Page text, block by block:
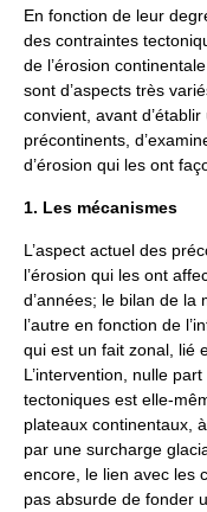
En fonction de leur
des contraintes
de l’érosion
sont d’aspects très
convient, avant
précontinents,
d’érosion qui les ont
1. Les mécanismes
L’aspect actuel des
l’érosion qui les ont
d’années; le bilan de la
l’autre en fonction de
qui est un fait zonal, lié
L’intervention, nulle
tectoniques est elle-
plateaux continentaux,
par une surcharge
encore, le lien avec les
pas absurde de fonder